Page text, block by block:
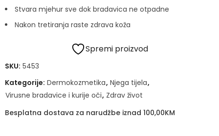
Stvara mjehur sve dok bradavica ne otpadne
Nakon tretiranja raste zdrava koža
Spremi proizvod
SKU: 5453
Kategorije: Dermokozmetika, Njega tijela,
Virusne bradavice i kurije oči, Zdrav život
Besplatna dostava za narudžbe iznad 100,00KM